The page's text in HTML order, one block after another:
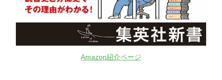
Amazon紹介ページ